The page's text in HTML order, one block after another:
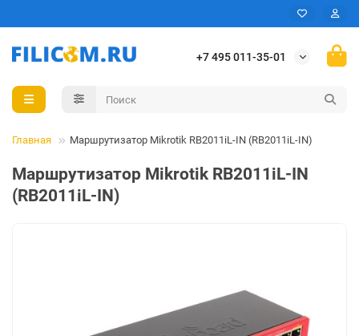
+7 495 011-35-01
Главная Маршрутизатор Mikrotik RB2011iL-IN (RB2011iL-IN)
Маршрутизатор Mikrotik RB2011iL-IN
(RB2011iL-IN)